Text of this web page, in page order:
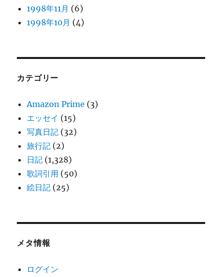
1998年11月 (6)
1998年10月 (4)
カテゴリー
Amazon Prime (3)
エッセイ (15)
写真日記 (32)
旅行記 (2)
日記 (1,328)
歌詞引用 (50)
絵日記 (25)
メタ情報
ログイン